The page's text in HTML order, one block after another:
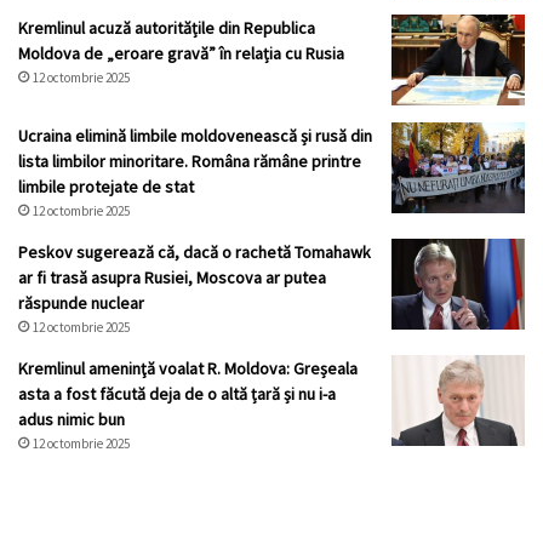
Kremlinul acuză autoritățile din Republica
Moldova de „eroare gravă” în relația cu Rusia
12 octombrie 2025
Ucraina elimină limbile moldovenească și rusă din
lista limbilor minoritare. Româna rămâne printre
limbile protejate de stat
12 octombrie 2025
Peskov sugerează că, dacă o rachetă Tomahawk
ar fi trasă asupra Rusiei, Moscova ar putea
răspunde nuclear
12 octombrie 2025
Kremlinul ameninţă voalat R. Moldova: Greșeala
asta a fost făcută deja de o altă țară și nu i-a
adus nimic bun
12 octombrie 2025